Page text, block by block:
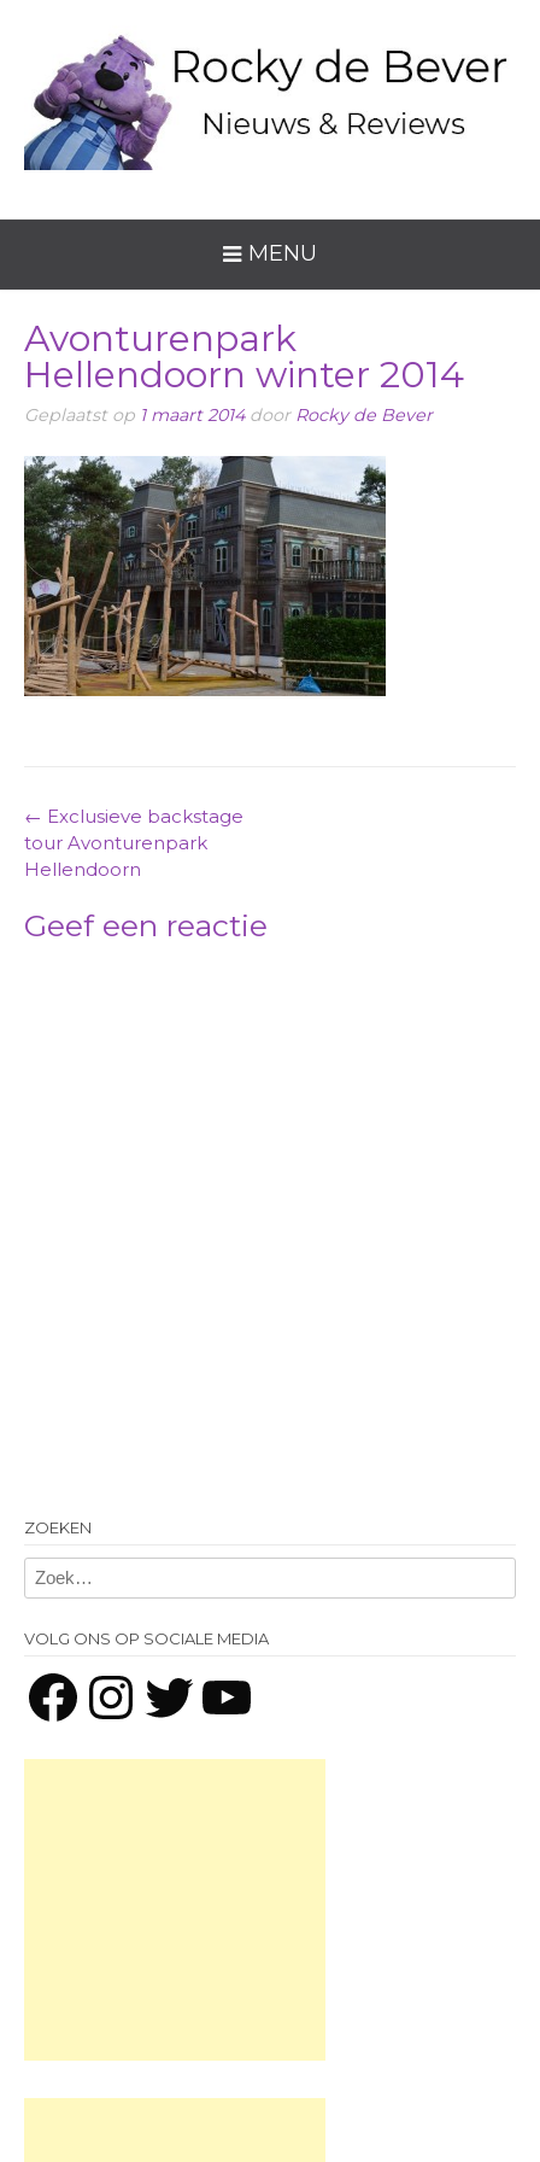
MENU
Avonturenpark
Hellendoorn winter 2014
Geplaatst op 1 maart 2014door Rocky de Bever
Post
navigation
← Exclusieve backstage
tour Avonturenpark
Hellendoorn
Geef een reactie
ZOEKEN
VOLG ONS OP SOCIALE MEDIA
FacebookInstagramTwitter YouTube